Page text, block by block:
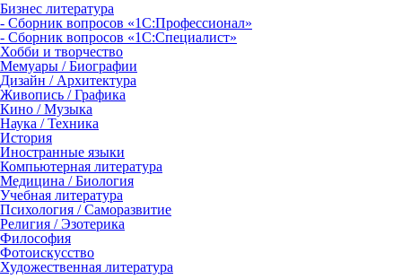
Бизнес литература
- Сборник вопросов «1С:Профессионал»
- Сборник вопросов «1С:Специалист»
Хобби и творчество
Мемуары / Биографии
Дизайн / Архитектура
Живопись / Графика
Кино / Музыка
Наука / Техника
История
Иностранные языки
Компьютерная литература
Медицина / Биология
Учебная литература
Психология / Саморазвитие
Религия / Эзотерика
Философия
Фотоискусство
Художественная литература